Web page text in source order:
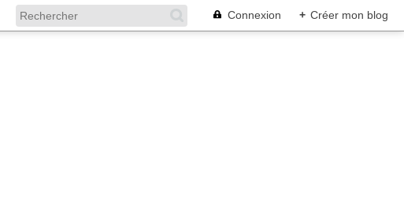
Connexion + Créer mon blog